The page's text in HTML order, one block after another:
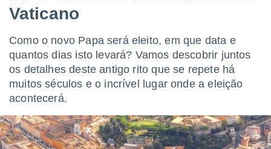
as
fornecidas
a este
e
forma
digital
Vaticano
Como o novo Papa será eleito, em que data e
quantos dias isto levará? Vamos descobrir juntos
os detalhes deste antigo rito que se repete há
muitos séculos e o incrível lugar onde a eleição
acontecerá.